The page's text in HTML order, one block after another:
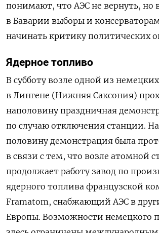
понимают, что АЭС не вернуть, но
в Баварии выборы и
начинать критику политических
Ядерное топливо
В субботу возле одной из
в Лингене (Нижняя Саксония)
наполовину праздничная
по случаю отключения станции.
половину демонстрация была
в связи с тем, что возле атомной
продолжает работу завод по
ядерного топлива французской
Framatom, снабжающий АЭС в
Европы. Возможности немецкого